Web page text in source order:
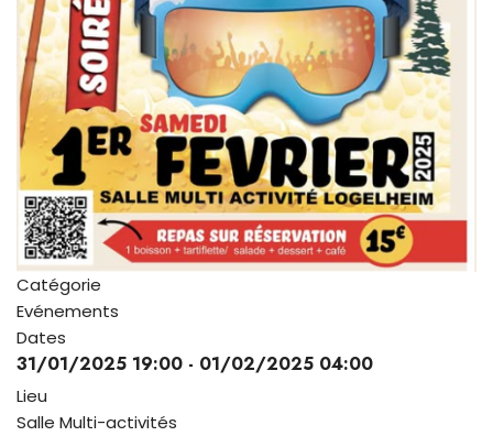
Catégorie
Evénements
Dates
31/01/2025 19:00 - 01/02/2025 04:00
Lieu
Salle Multi-activités